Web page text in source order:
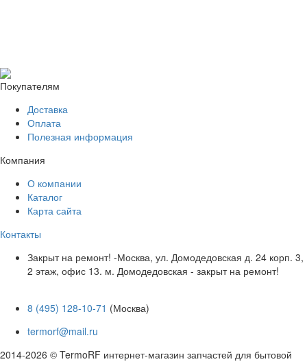
Покупателям
Доставка
Оплата
Полезная информация
Компания
О компании
Каталог
Карта сайта
Контакты
Закрыт на ремонт! -Москва, ул. Домодедовская д. 24 корп. 3,
2 этаж, офис 13. м. Домодедовская - закрыт на ремонт!
8 (495) 128-10-71 (Москва)
termorf@mail.ru
2014-2026 © TermoRF интернет-магазин запчастей для бытовой